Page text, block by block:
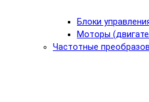
Блоки
Моторы
Частотные